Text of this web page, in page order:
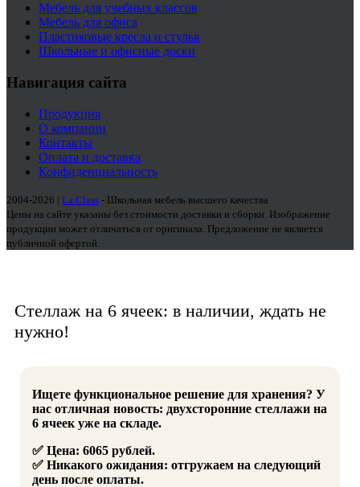
Мебель для учебных классов
Мебель для офиса
Пластиковые кресла и стулья
Школьные и офисные доски
Навигация сайта
Продукция
О компании
Контакты
Оплата и доставка
Конфиденциальность
2004-2026 | La Class - Школьная мебель высшего качества
Цены на сайте указаны без стоимости доставки и сборки. Изображение
продукции может отличаться от оригинала. Предложение не является
публичной офертой.
Стеллаж на 6 ячеек: в наличии, ждать не
нужно!
Ищете функциональное решение для хранения? У
нас отличная новость: двухсторонние стеллажи на
6 ячеек уже на складе.
✅ Цена: 6065 рублей.
✅ Никакого ожидания: отгружаем на следующий
день после оплаты.